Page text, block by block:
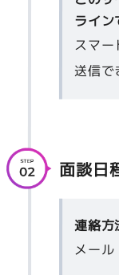
ライン
スマー
送信で
面談日
連絡方
メール